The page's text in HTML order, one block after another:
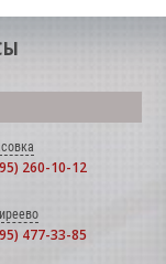
260-10-12
477-33-85